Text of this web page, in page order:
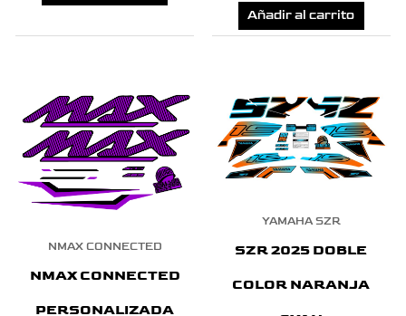
Añadir al carrito
NMAX CONNECTED
NMAX CONNECTED
PERSONALIZADA
YAMAHA SZR
SZR 2025 DOBLE
COLOR NARANJA